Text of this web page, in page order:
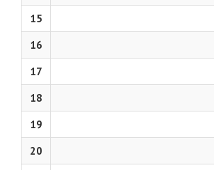
15
16
17
18
19
20